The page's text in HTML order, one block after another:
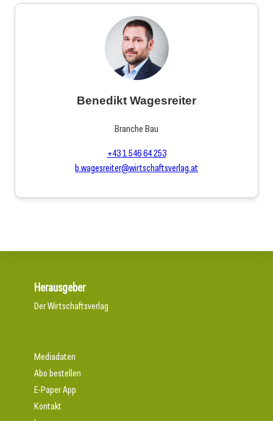
Benedikt Wagesreiter
Branche Bau
+43 1 546 64 253
b.wagesreiter@wirtschaftsverlag.at
Herausgeber
Der Wirtschaftsverlag
Mediadaten
Abo bestellen
E-Paper App
Kontakt